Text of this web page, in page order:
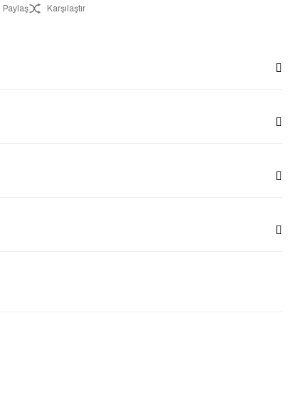
Paylaş Karşılaştır